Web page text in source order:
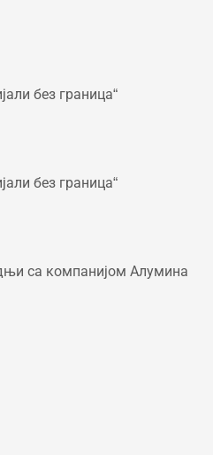
без граница“
без граница“
са компанијом Алумина